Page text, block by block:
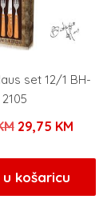
set 12/1 BH-
2105
Izvorna
bila
je:
29,75 KM
košaricu